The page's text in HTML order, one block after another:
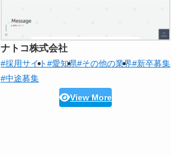
ナトコ株式会社
#採用サイト#愛知県#その他の業界#新卒募集
#中途募集
View More